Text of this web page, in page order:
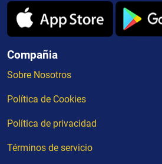
Compañia
Sobre Nosotros
Política de Cookies
Política de privacidad
Términos de servicio